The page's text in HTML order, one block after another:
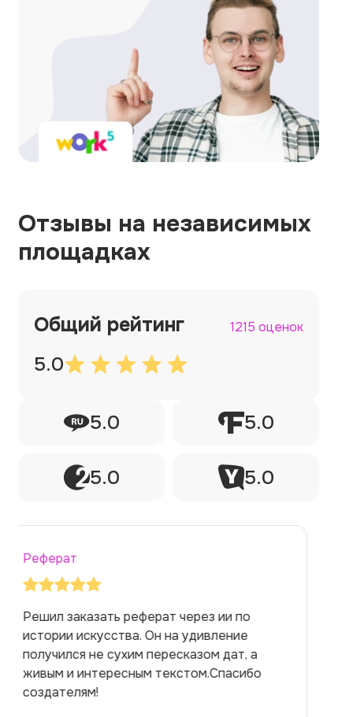
Отзывы на независимых
площадках
Общий рейтинг 1215 оценок
5.0
5.0 5.0
5.0 5.0
Реферат
Заказывала реферат с помощью нейросети
на медицинскую тему. Ожидала худшего,
но справилась. Термины использовала
правильно. Для быстрого ознакомления с
темой — идеально.